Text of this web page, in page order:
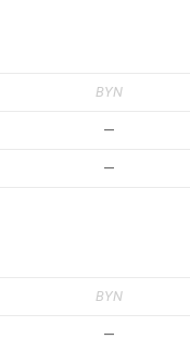
BYN
—
—
BYN
—